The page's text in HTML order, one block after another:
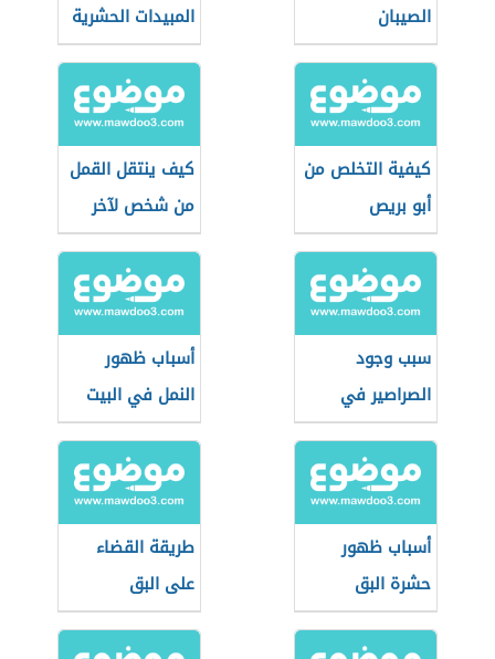
الصيبان
المبيدات الحشرية
في المنزل
كيفية التخلص من
أبو بريص
كيف ينتقل القمل
من شخص لآخر
سبب وجود
الصراصير في
المنزل
أسباب ظهور
النمل في البيت
أسباب ظهور
حشرة البق
طريقة القضاء
على البق